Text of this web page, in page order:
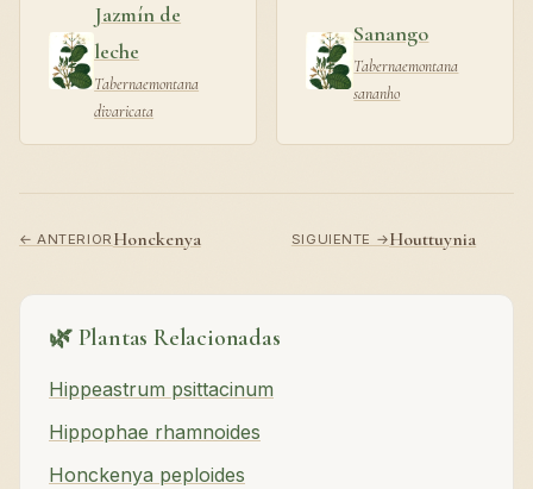
Jazmín de
leche
Tabernaemontana
divaricata
Sanango
Tabernaemontana
sananho
← ANTERIORHonckenya SIGUIENTE →Houttuynia
🌿 Plantas Relacionadas
Hippeastrum psittacinum
Hippophae rhamnoides
Honckenya peploides